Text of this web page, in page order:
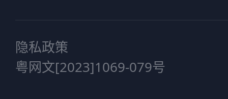
隐私政策
粤网文[2023]1069-079号